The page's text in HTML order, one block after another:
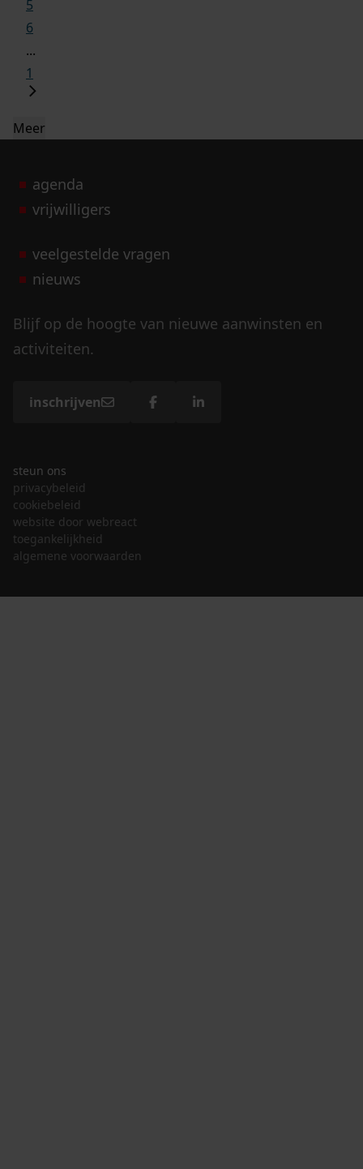
5
6
...
1
Meer
agenda
vrijwilligers
veelgestelde vragen
nieuws
Blijf op de hoogte van nieuwe aanwinsten en
activiteiten.
inschrijven
steun ons
privacybeleid
cookiebeleid
website door webreact
toegankelijkheid
algemene voorwaarden